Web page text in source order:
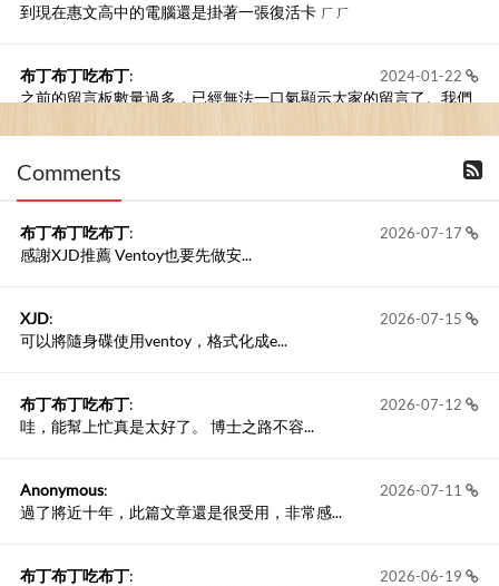
到現在惠文高中的電腦還是掛著一張復活卡 ㄏㄏ
2024-01-22
布丁布丁吃布丁:
之前的留言板數量過多，已經無法一口氣顯示大家的留言了。我們
Comments
2026-07-17
布丁布丁吃布丁:
感謝XJD推薦 Ventoy也要先做安...
2026-07-15
XJD:
可以將隨身碟使用ventoy，格式化成e...
2026-07-12
布丁布丁吃布丁:
哇，能幫上忙真是太好了。 博士之路不容...
2026-07-11
Anonymous:
過了將近十年，此篇文章還是很受用，非常感...
2026-06-19
布丁布丁吃布丁: